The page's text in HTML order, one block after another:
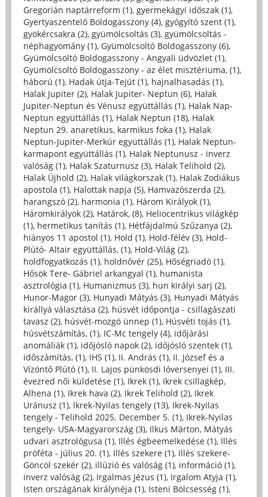
Gregorián naptárreform (1), gyermekágyi időszak (1),
Gyertyaszentelő Boldogasszony (4), gyógyító szent (1),
gyökércsakra (2), gyümölcsoltás (3), gyümölcsoltás -
néphagyomány (1), Gyümölcsoltó Boldogasszony (6),
Gyümölcsoltó Boldogasszony - Angyali üdvözlet (1),
Gyümölcsoltó Boldogasszony - az élet misztériuma, (1),
háború (1), Hadak útja-Tejút (1), hajnalhasadás (1),
Halak Jupiter (2), Halak Jupiter- Neptun (6), Halak
Jupiter-Neptun és Vénusz együttállás (1), Halak Nap-
Neptun együttállás (1), Halak Neptun (18), Halak
Neptun 29. anaretikus, karmikus foka (1), Halak
Neptun-Jupiter-Merkúr együttállás (1), Halak Neptun-
karmapont együttállás (1), Halak Neptunusz - inverz
valóság (1), Halak Szaturnusz (3), Halak Telihold (2),
Halak Újhold (2), Halak világkorszak (1), Halak Zodiákus
apostola (1), Halottak napja (5), Hamvazószerda (2),
harangszó (2), harmonia (1), Három Királyok (1),
Háromkirályok (2), Határok, (8), Heliocentrikus világkép
(1), hermetikus tanítás (1), Hétfájdalmú Szűzanya (2),
hiányos 11 apostol (1), Hold (1), Hold-félév (3), Hold-
Plútó- Altair együttállás, (1), Hold-Világ (2),
holdfogyatkozás (1), holdnővér (25), Hőségriadó (1),
Hősök Tere- Gábriel arkangyal (1), humanista
asztrológia (1), Humanizmus (3), hun királyi sarj (2),
Hunor-Magor (3), Hunyadi Mátyás (3), Hunyadi Mátyás
királlyá választása (2), húsvét időpontja - csillagászati
tavasz (2), húsvét-mozgó ünnep (1), Húsvéti tojás (1),
húsvétszámítás, (1), IC-Mc tengely (4), időjárási
anomáliák (1), időjósló napok (2), időjósló szentek (1),
időszámítás, (1), IHS (1), II. András (1), II. József és a
Vízöntő Plútó (1), II. Lajos pünkösdi lóversenyei (1), III.
évezred női küldetése (1), Ikrek (1), Ikrek csillagkép,
Alhena (1), Ikrek hava (2), Ikrek Telihold (2), Ikrek
Uránusz (1), Ikrek-Nyilas tengely (13), Ikrek-Nyilas
tengely - Telihold 2025. December 5. (1), Ikrek-Nyilas
tengely- USA-Magyarország (3), Ilkus Márton, Mátyás
udvari asztrológusa (1), Illés égbeemelkedése (1), Illés
próféta - július 20. (1), Illés szekere (1), Illés szekere-
Göncöl szekér (2), illúzió és valóság (1), információ (1),
inverz valóság (2), Irgalmas Jézus (1), Irgalom Atyja (1),
Isten országának királynéja (1), Isteni Bölcsesség (1),